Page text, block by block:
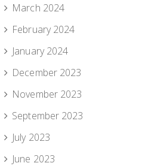
March 2024
February 2024
January 2024
December 2023
November 2023
September 2023
July 2023
June 2023